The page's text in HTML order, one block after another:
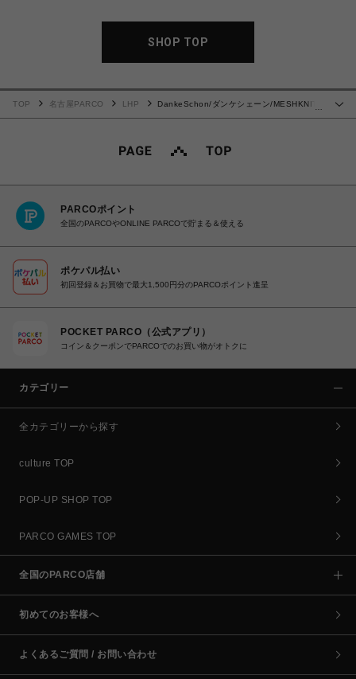
SHOP TOP
…
TOP 名古屋PARCO LHP
DankeSchon/ダンケシェーン/MESHKNIT
PARCOポイント
全国のPARCOやONLINE PARCOで貯まる＆使える
ポケパル払い
初回登録＆お買物で最大1,500円分のPARCOポイント進呈
POCKET PARCO（公式アプリ）
コイン＆クーポンでPARCOでのお買い物がオトクに
カテゴリー
全カテゴリーから探す
culture TOP
POP-UP SHOP TOP
PARCO GAMES TOP
全国のPARCO店舗
初めてのお客様へ
よくあるご質問 / お問い合わせ